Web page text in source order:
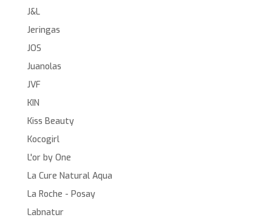
J&L
Jeringas
JOS
Juanolas
JVF
KIN
Kiss Beauty
Kocogirl
L'or by One
La Cure Natural Aqua
La Roche - Posay
Labnatur